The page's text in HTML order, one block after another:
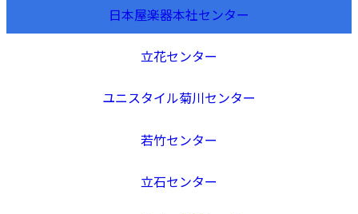
日本屋楽器本社センター
立花センター
ユニスタイル菊川センター
若竹センター
立石センター